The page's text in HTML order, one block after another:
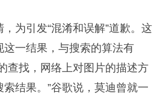
为引发“混淆和误解”道歉。这
这一结果，与搜索的算法有
查找，网络上对图片的描述方
结果。”谷歌说，莫迪曾就一